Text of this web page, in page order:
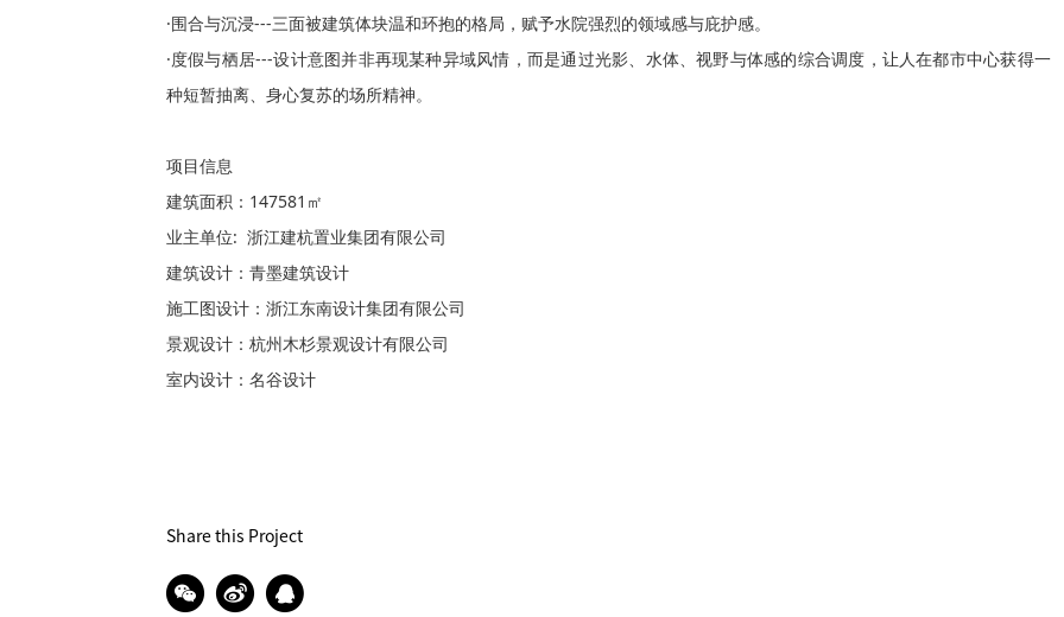
·围合与沉浸---三面被建筑体块温和环抱的格局，赋予水院强烈的领域感与庇护感。
·度假与栖居---设计意图并非再现某种异域风情，而是通过光影、水体、视野与体感的综合调度，让人在都市中心获得一
种短暂抽离、身心复苏的场所精神。
项目信息
建筑面积：147581㎡
业主单位:  浙江建杭置业集团有限公司
建筑设计：青墨建筑设计
施工图设计：浙江东南设计集团有限公司
景观设计：杭州木杉景观设计有限公司
室内设计：名谷设计
Share this Project